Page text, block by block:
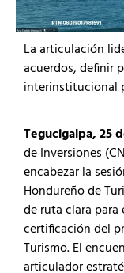
La articulación
acuerdos, definir
interinstitucional
Tegucigalpa, 25
de Inversiones
encabezar la
Hondureño de
de ruta clara
certificación del
Turismo. El
articulador